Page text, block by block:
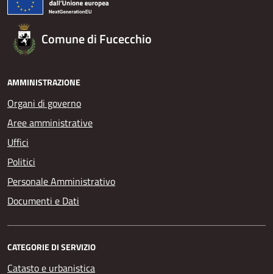
Comune di Fucecchio
AMMINISTRAZIONE
Organi di governo
Aree amministrative
Uffici
Politici
Personale Amministrativo
Documenti e Dati
CATEGORIE DI SERVIZIO
Catasto e urbanistica